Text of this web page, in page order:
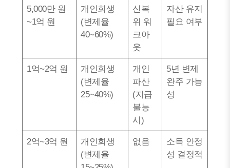
5,000만 원
~1억 원
개인회생
(변제율
40~60%)
신복
위 워
크아
웃
자산 유지
필요 여부
1억~2억 원
개인회생
(변제율
25~40%)
개인
파산
(지급
불능
시)
5년 변제
완주 가능
성
2억~3억 원
개인회생
(변제율
없음
소득 안정
성 결정적